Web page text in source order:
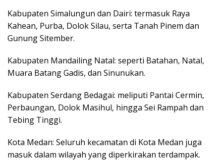
Kabupaten Simalungun dan Dairi: termasuk Raya
Kahean, Purba, Dolok Silau, serta Tanah Pinem dan
Gunung Sitember.
Kabupaten Mandailing Natal: seperti Batahan, Natal,
Muara Batang Gadis, dan Sinunukan.
Kabupaten Serdang Bedagai: meliputi Pantai Cermin,
Perbaungan, Dolok Masihul, hingga Sei Rampah dan
Tebing Tinggi.
Kota Medan: Seluruh kecamatan di Kota Medan juga
masuk dalam wilayah yang diperkirakan terdampak.